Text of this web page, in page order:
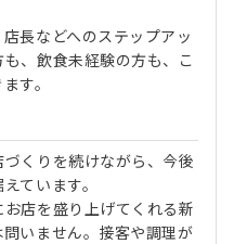
長などへのステップアッ
、飲食未経験の方も、こ
す。
くりを続けながら、今後
ています。
店を盛り上げてくれる新
いません。接客や調理が